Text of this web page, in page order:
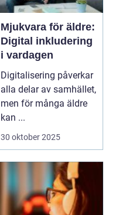
Mjukvara för äldre:
Digital inkludering
i vardagen
Digitalisering påverkar
alla delar av samhället,
men för många äldre
kan ...
30 oktober 2025